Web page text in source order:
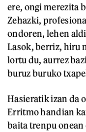
ere, ongi merezita
Zehazki,
ondoren, lehen
Lasok, berriz, hiru
lortu du, aurrez
buruz buruko
Hasieratik izan da
Erritmo handian
baita trenpu